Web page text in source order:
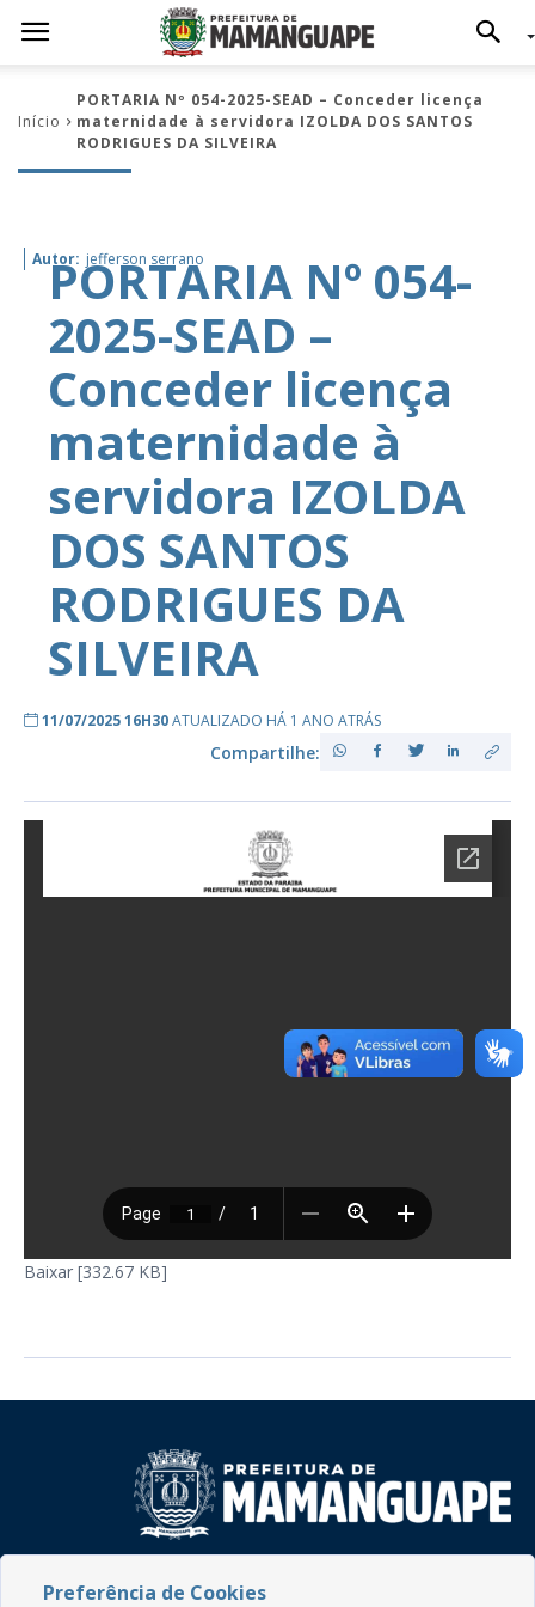
Início
PORTARIA Nº 054-2025-SEAD – Conceder licença
maternidade à servidora IZOLDA DOS SANTOS
RODRIGUES DA SILVEIRA
Autor: jefferson serrano
PORTARIA Nº 054-
2025-SEAD –
Conceder licença
maternidade à
servidora IZOLDA
DOS SANTOS
RODRIGUES DA
SILVEIRA
11/07/2025 16H30ATUALIZADO HÁ 1 ANO ATRÁS
Compartilhe:
Baixar [332.67 KB]
CEP: 58.280-000 - Mamanguape/PB
Preferência de Cookies